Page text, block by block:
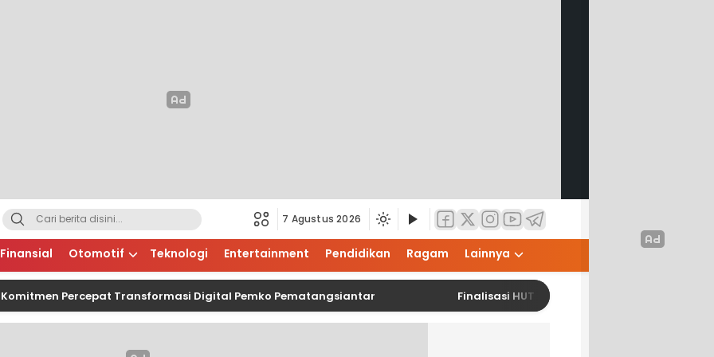
7 Agustus 2026
Finansial Otomotif Teknologi Entertainment Pendidikan Ragam Lainnya
Percepat Transformasi Digital Pemko Pematangsiantar Finalisasi HUT RI ke-81, Pemko Pematangsiantar